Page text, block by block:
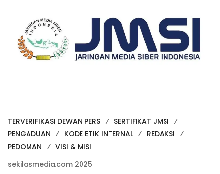
TERVERIFIKASI DEWAN PERS
SERTIFIKAT JMSI
PENGADUAN
KODE ETIK INTERNAL
REDAKSI
PEDOMAN
VISI & MISI
sekilasmedia.com 2025